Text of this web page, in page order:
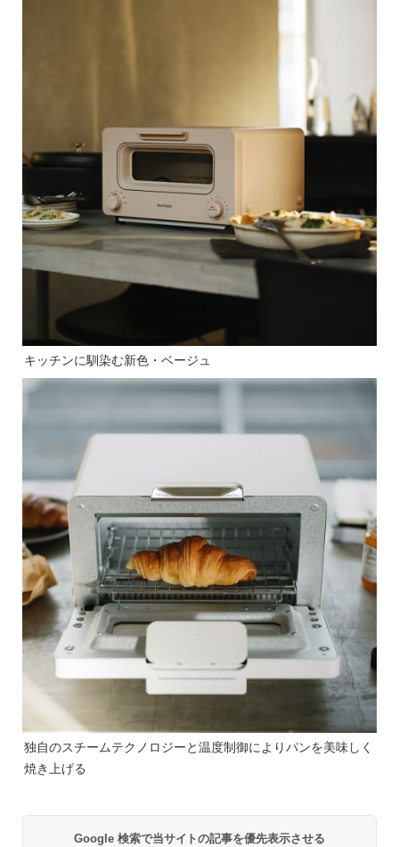
キッチンに馴染む新色・ベージュ
独自のスチームテクノロジーと温度制御によりパンを美味しく
焼き上げる
Google 検索で当サイトの記事を優先表示させる